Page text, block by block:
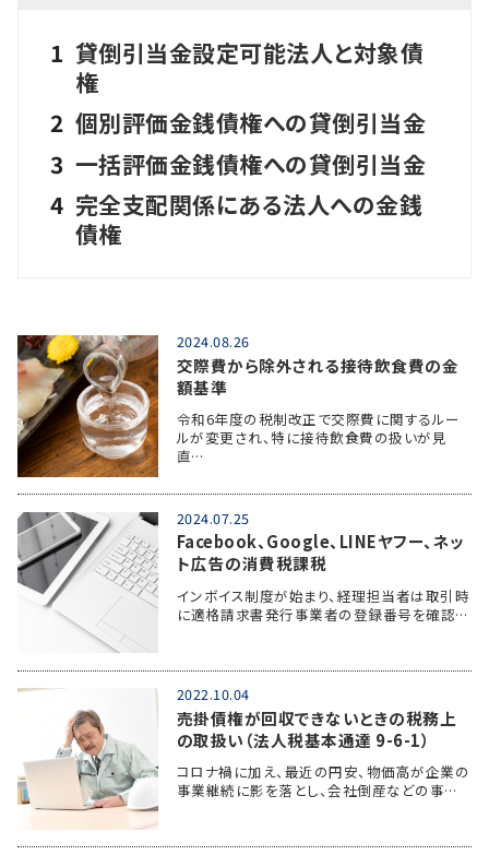
1 貸倒引当金設定可能法人と対象債
権
2 個別評価金銭債権への貸倒引当金
3 一括評価金銭債権への貸倒引当金
4 完全支配関係にある法人への金銭
債権
2024.08.26
交際費から除外される接待飲食費の金
額基準
令和6年度の税制改正で交際費に関するルー
ルが変更され、特に接待飲食費の扱いが見
直…
2024.07.25
Facebook、Google、LINEヤフー、ネッ
ト広告の消費税課税
インボイス制度が始まり、経理担当者は取引時
に適格請求書発行事業者の登録番号を確認…
2022.10.04
売掛債権が回収できないときの税務上
の取扱い（法人税基本通達 9-6-1）
コロナ禍に加え、最近の円安、物価高が企業の
事業継続に影を落とし、会社倒産などの事…